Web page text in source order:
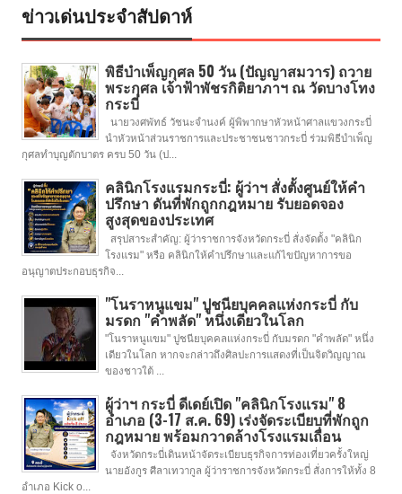
ข่าวเด่นประจำสัปดาห์
พิธีบำเพ็ญกุศล 50 วัน (ปัญญาสมวาร) ถวาย
พระกุศล เจ้าฟ้าพัชรกิติยาภาฯ ณ วัดบางโทง
กระบี่
นายวงศพัทธ์ วัชนะจำนงค์ ผู้พิพากษาหัวหน้าศาลแขวงกระบี่
นำหัวหน้าส่วนราชการและประชาชนชาวกระบี่ ร่วมพิธีบำเพ็ญ
กุศลทำบุญตักบาตร ครบ 50 วัน (ป...
คลินิกโรงแรมกระบี่: ผู้ว่าฯ สั่งตั้งศูนย์ให้คำ
ปรึกษา ดันที่พักถูกกฎหมาย รับยอดจอง
สูงสุดของประเทศ
สรุปสาระสำคัญ: ผู้ว่าราชการจังหวัดกระบี่ สั่งจัดตั้ง "คลินิก
โรงแรม" หรือ คลินิกให้คำปรึกษาและแก้ไขปัญหาการขอ
อนุญาตประกอบธุรกิจ...
"โนราหนูแขม" ปูชนียบุคคลแห่งกระบี่ กับ
มรดก "คำพลัด" หนึ่งเดียวในโลก
"โนราหนูแขม" ปูชนียบุคคลแห่งกระบี่ กับมรดก "คำพลัด" หนึ่ง
เดียวในโลก หากจะกล่าวถึงศิลปะการแสดงที่เป็นจิตวิญญาณ
ของชาวใต้ ...
ผู้ว่าฯ กระบี่ ดีเดย์เปิด "คลินิกโรงแรม" 8
อำเภอ (3-17 ส.ค. 69) เร่งจัดระเบียบที่พักถูก
กฎหมาย พร้อมกวาดล้างโรงแรมเถื่อน
จังหวัดกระบี่เดินหน้าจัดระเบียบธุรกิจการท่องเที่ยวครั้งใหญ่
นายอังกูร ศีลาเทวากูล ผู้ว่าราชการจังหวัดกระบี่ สั่งการให้ทั้ง 8
อำเภอ Kick o...